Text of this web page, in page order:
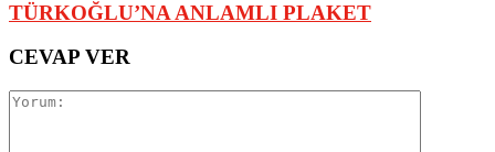
TÜRKOĞLU’NA ANLAMLI PLAKET
CEVAP VER